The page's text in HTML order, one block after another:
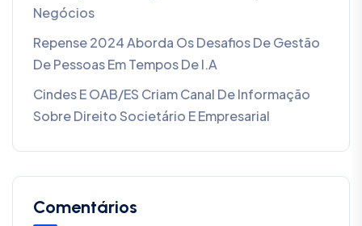
Negócios
Repense 2024 Aborda Os Desafios De Gestão
De Pessoas Em Tempos De I.A
Cindes E OAB/ES Criam Canal De Informação
Sobre Direito Societário E Empresarial
Comentários